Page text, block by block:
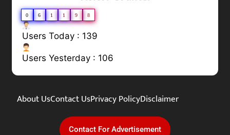
0 6 1 1 9 8
Users Today : 139
Users Yesterday : 106
About UsContact UsPrivacy PolicyDisclaimer
Contact For Advertisement